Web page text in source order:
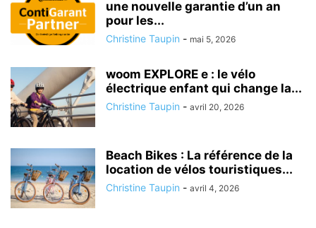
une nouvelle garantie d’un an
pour les...
Christine Taupin - mai 5, 2026
woom EXPLORE e : le vélo
électrique enfant qui change la...
Christine Taupin - avril 20, 2026
Beach Bikes : La référence de la
location de vélos touristiques...
Christine Taupin - avril 4, 2026